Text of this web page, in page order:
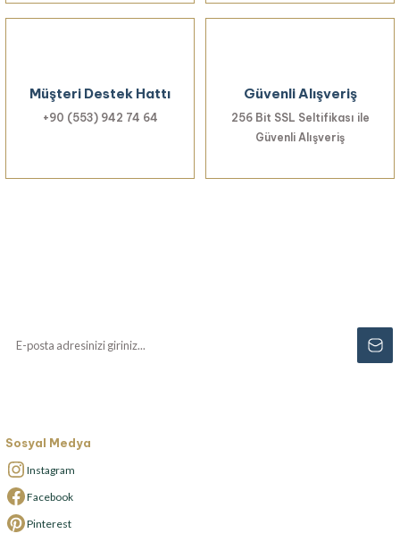
Müşteri Destek Hattı
+90 (553) 942 74 64
Güvenli Alışveriş
256 Bit SSL Seltifikası ile
Güvenli Alışveriş
Sosyal Medya
Instagram
Facebook
Pinterest